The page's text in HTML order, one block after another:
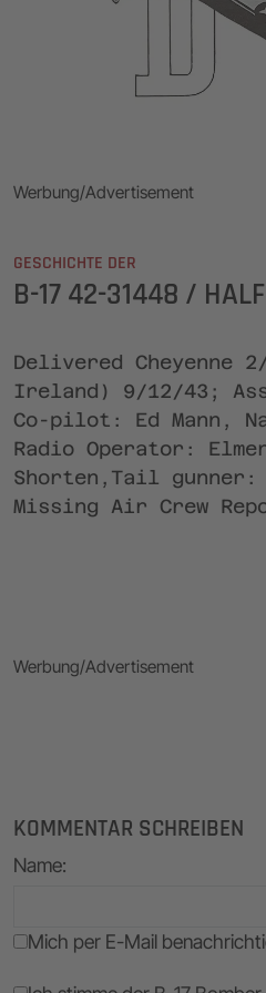
Werbung/Advertisement
GESCHICHTE DER
B-17 42-31448 /
Delivered Cheyenne
Ireland) 9/12/43;
Co-pilot: Ed Mann,
Radio Operator:
Shorten,Tail
Missing Air Crew
Werbung/Advertisement
KOMMENTAR SCHREIBEN
Name:
Mich per E-Mail